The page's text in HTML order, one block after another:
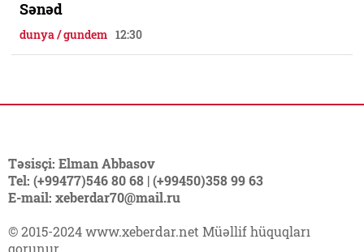
Sənəd
dunya / gundem 12:30
Təsisçi: Elman Abbasov
Tel: (+99477)546 80 68 | (+99450)358 99 63
E-mail: xeberdar70@mail.ru
© 2015-2024 www.xeberdar.net Müəllif hüquqları
qorunur.